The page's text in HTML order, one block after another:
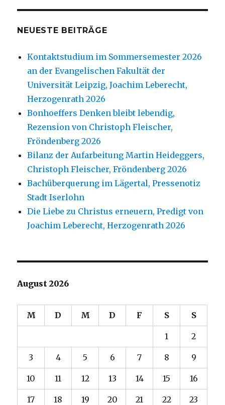
NEUESTE BEITRÄGE
Kontaktstudium im Sommersemester 2026
an der Evangelischen Fakultät der
Universität Leipzig, Joachim Leberecht,
Herzogenrath 2026
Bonhoeffers Denken bleibt lebendig,
Rezension von Christoph Fleischer,
Fröndenberg 2026
Bilanz der Aufarbeitung Martin Heideggers,
Christoph Fleischer, Fröndenberg 2026
Bachüberquerung im Lägertal, Pressenotiz
Stadt Iserlohn
Die Liebe zu Christus erneuern, Predigt von
Joachim Leberecht, Herzogenrath 2026
August 2026
M D M D F S S
1 2
3 4 5 6 7 8 9
10 11 12 13 14 15 16
17 18 19 20 21 22 23